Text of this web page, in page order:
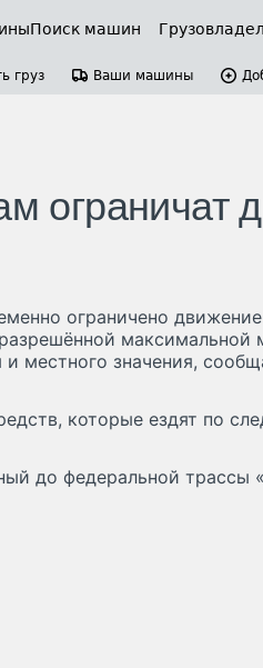
Поиск машин
груз Ваши машины
ограничат
ограничено
максимальной
местного значения,
которые ездят по
до федеральной трассы